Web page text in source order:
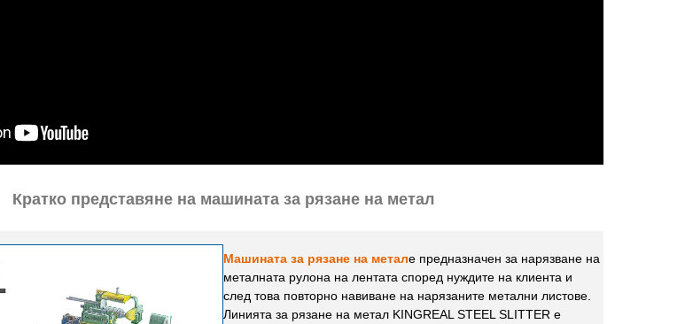
Кратко представяне на машината за рязане на метал
Машината за рязане на метале предназначен за нарязване на
металната рулона на лентата според нуждите на клиента и
след това повторно навиване на нарязаните метални листове.
Линията за рязане на метал KINGREAL STEEL SLITTER е